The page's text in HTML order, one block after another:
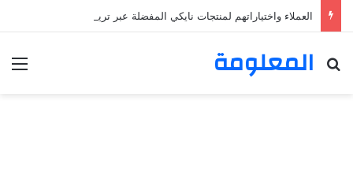
المعلومة
بحث عن